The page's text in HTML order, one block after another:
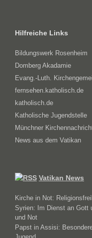
Hilfreiche Links
Bildungswerk Rosenheim
Domberg Akadamie
Evang.-Luth.
fernsehen.katholisch.de
katholisch.de
Katholische Jugendstelle
Münchner
News aus dem Vatikan
Vatikan News
Kirche in Not:
Syrien: Im Dienst an Gott
und Not
Papst in Assisi: